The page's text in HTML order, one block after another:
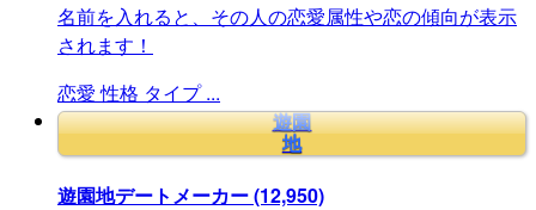
名前を入れると、その人の恋愛属性や恋の傾向が表示
されます！
恋愛 性格 タイプ ...
遊園
地
遊園地デートメーカー(12,950)